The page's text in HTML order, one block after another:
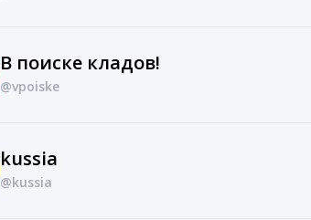
В поиске кладов!
@vpoiske
kussia
@kussia